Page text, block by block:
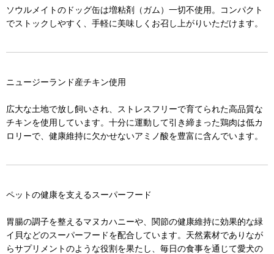
ソウルメイトのドッグ缶は増粘剤（ガム）一切不使用。コンパクト
でストックしやすく、手軽に美味しくお召し上がりいただけます。
ニュージーランド産チキン使用
広大な土地で放し飼いされ、ストレスフリーで育てられた高品質な
チキンを使用しています。十分に運動して引き締まった鶏肉は低カ
ロリーで、健康維持に欠かせないアミノ酸を豊富に含んでいます。
ペットの健康を支えるスーパーフード
胃腸の調子を整えるマヌカハニーや、関節の健康維持に効果的な緑
イ貝などのスーパーフードを配合しています。天然素材でありなが
らサプリメントのような役割を果たし、毎日の食事を通じて愛犬の